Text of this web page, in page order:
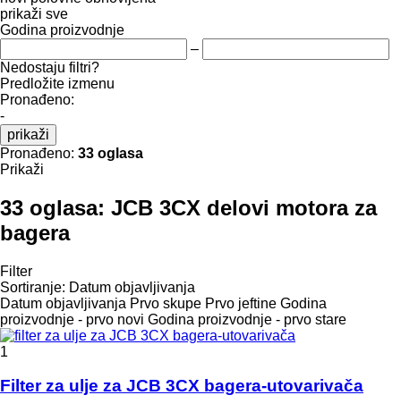
prikaži sve
Godina proizvodnje
–
Nedostaju filtri?
Predložite izmenu
Pronađeno:
-
prikaži
Pronađeno: 33 oglasa
Prikaži
33 oglasa: JCB 3CX delovi motora za
bagerа
Filter
Sortiranje: Datum objavljivanja
Datum objavljivanja Prvo skupe Prvo jeftine Godina
proizvodnje - prvo novi Godina proizvodnje - prvo stare
1
Filter za ulje za JCB 3CX bagera-utovarivača